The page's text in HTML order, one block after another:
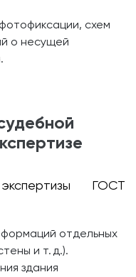
схем
о несущей
ГОСТ
отдельных
и т. д.).
здания